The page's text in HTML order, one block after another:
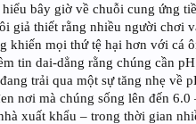
bây giờ về chuỗi cung ứng
giả thiết rằng nhiều người chơi
khiến mọi thứ tệ hại hơn với cá
tin dai-dẳng rằng chúng cần
trải qua một sự tăng nhẹ về
nơi mà chúng sống lên đến 6.0
xuất khẩu – trong thời gian